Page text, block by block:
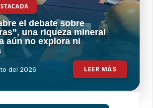
el debate sobre
una riqueza mineral
aún no explora ni
del 2026 LEER MÁS